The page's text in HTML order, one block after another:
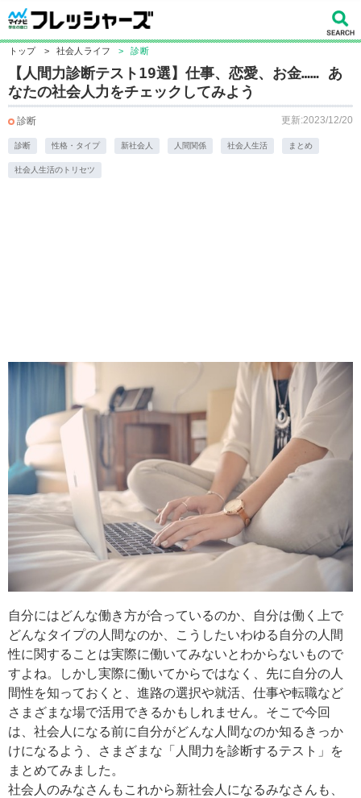
トップ > 社会人ライフ > 診断
【人間力診断テスト19選】仕事、恋愛、お金…… あ
なたの社会人力をチェックしてみよう
診断 更新:2023/12/20
診断 性格・タイプ 新社会人 人間関係 社会人生活 まとめ
社会人生活のトリセツ
自分にはどんな働き方が合っているのか、自分は働く上で
どんなタイプの人間なのか、こうしたいわゆる自分の人間
性に関することは実際に働いてみないとわからないもので
すよね。しかし実際に働いてからではなく、先に自分の人
間性を知っておくと、進路の選択や就活、仕事や転職など
さまざまな場で活用できるかもしれません。そこで今回
は、社会人になる前に自分がどんな人間なのか知るきっか
けになるよう、さまざまな「人間力を診断するテスト」を
まとめてみました。
社会人のみなさんもこれから新社会人になるみなさんも、